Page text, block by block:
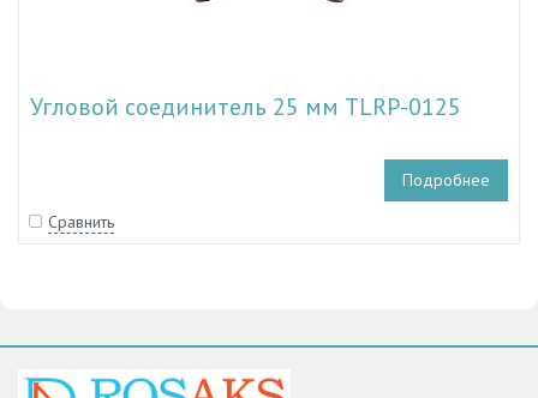
Угловой соединитель 25 мм TLRP-0125
Подробнее
Сравнить